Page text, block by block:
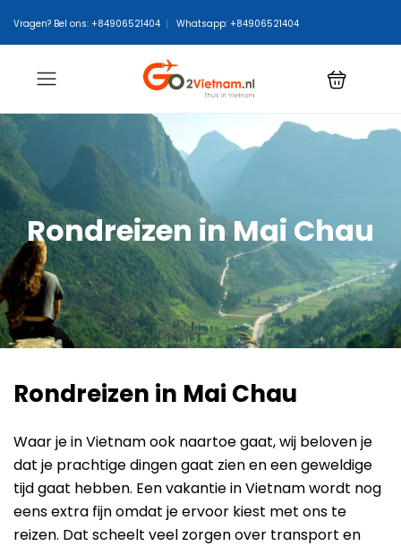
Vragen? Bel ons: +84906521404 Whatsapp: +84906521404
Rondreizen in Mai Chau
Rondreizen in Mai Chau
Waar je in Vietnam ook naartoe gaat, wij beloven je
dat je prachtige dingen gaat zien en een geweldige
tijd gaat hebben. Een vakantie in Vietnam wordt nog
eens extra fijn omdat je ervoor kiest met ons te
reizen. Dat scheelt veel zorgen over transport en